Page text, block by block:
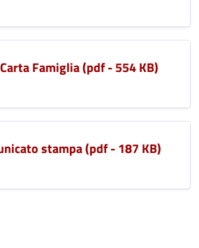
Famiglia (pdf - 554 KB)
stampa (pdf - 187 KB)